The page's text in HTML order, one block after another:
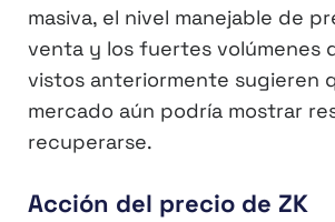
masiva, el nivel manejable de
venta y los fuertes volúmenes
vistos anteriormente sugieren
mercado aún podría mostrar
recuperarse.
Acción del precio de ZK